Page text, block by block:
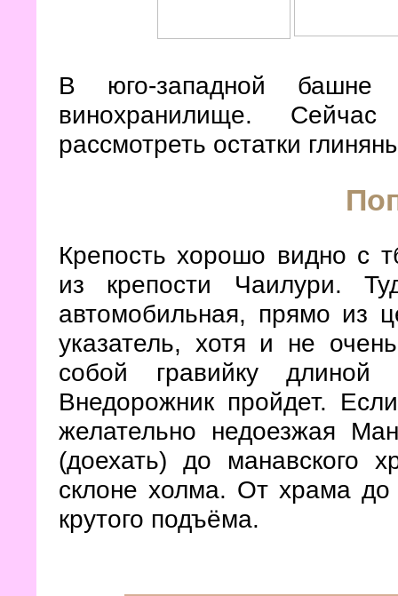
В юго-западной башне
винохранилище.
рассмотреть остатки
Крепость хорошо видно с
из крепости Чаилури.
автомобильная, прямо из
указатель, хотя и не
собой гравийку длиной
Внедорожник пройдет.
желательно недоезжая
(доехать) до манавского
склоне холма. От храма
крутого подъёма.